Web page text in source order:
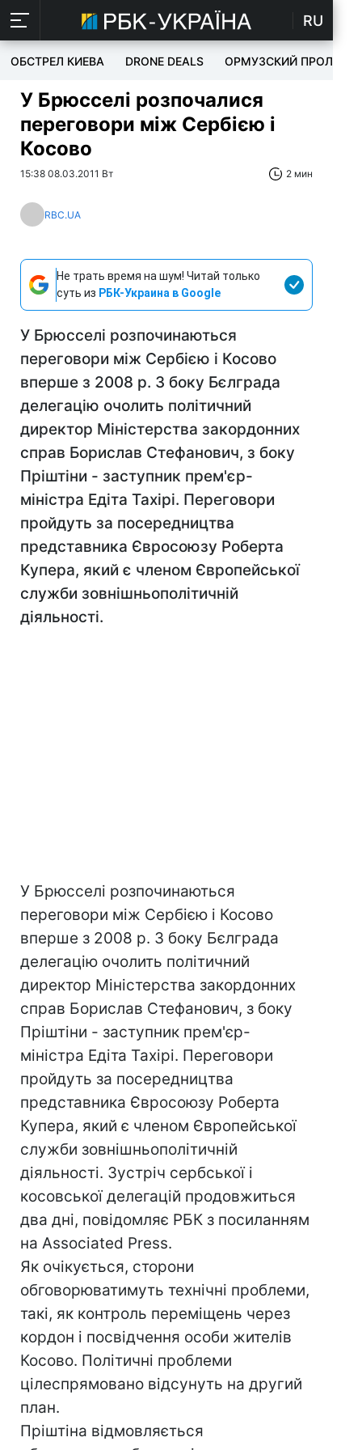
RU
ОБСТРЕЛ КИЕВА DRONE DEALS ОРМУЗСКИЙ ПРОЛИВ
У Брюсселі розпочалися
переговори між Сербією і
Косово
15:38 08.03.2011 Вт 2 мин
RBC.UA
Не трать время на шум! Читай только
суть из РБК-Украина в Google
У Брюсселі розпочинаються
переговори між Сербією і Косово
вперше з 2008 р. З боку Бєлграда
делегацію очолить політичний
директор Міністерства закордонних
справ Борислав Стефанович, з боку
Пріштіни - заступник прем'єр-
міністра Едіта Тахірі. Переговори
пройдуть за посередництва
представника Євросоюзу Роберта
Купера, який є членом Європейської
служби зовнішньополітичній
діяльності.
У Брюсселі розпочинаються
переговори між Сербією і Косово
вперше з 2008 р. З боку Бєлграда
делегацію очолить політичний
директор Міністерства закордонних
справ Борислав Стефанович, з боку
Пріштіни - заступник прем'єр-
міністра Едіта Тахірі. Переговори
пройдуть за посередництва
представника Євросоюзу Роберта
Купера, який є членом Європейської
служби зовнішньополітичній
діяльності. Зустріч сербської і
косовської делегацій продовжиться
два дні, повідомляє РБК з посиланням
на Associated Press.
Як очікується, сторони
обговорюватимуть технічні проблеми,
такі, як контроль переміщень через
кордон і посвідчення особи жителів
Косово. Політичні проблеми
цілеспрямовано відсунуть на другий
план.
Пріштіна відмовляється